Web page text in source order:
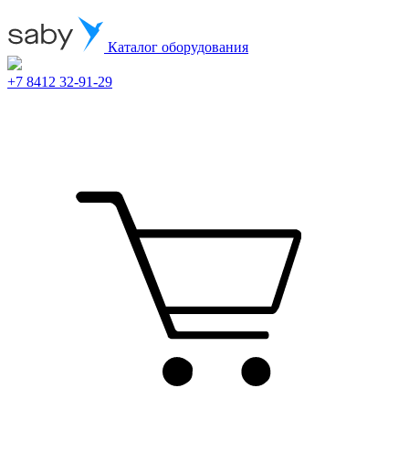
Каталог оборудования
+7 8412 32-91-29